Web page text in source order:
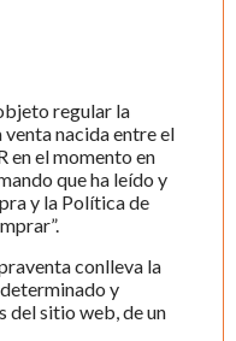
regular la
nacida entre el
en el momento en
que ha leído y
y la Política de
conlleva la
y
del sitio web, de un